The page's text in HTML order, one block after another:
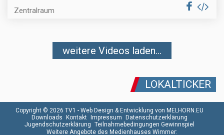
Zentralraum
weitere Videos laden...
LOKALTICKER
Copyright © 2026 TV1 - Web Design & Entwicklung von MELHORN.EU
Downloads
Kontakt Impressum
Datenschutzerklärung
Jugendschutzerklärung Teilnahmebedingungen Gewinnspiel
Weitere Angebote des Medienhauses Wimmer: